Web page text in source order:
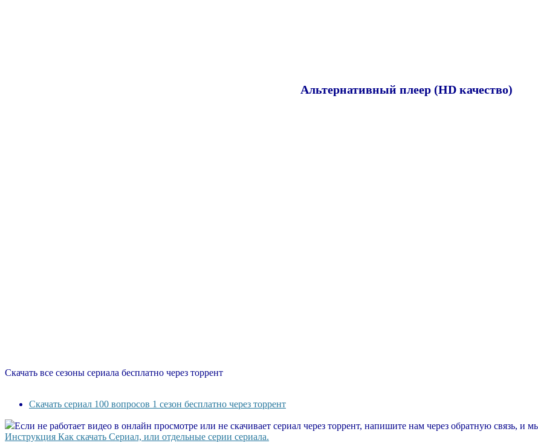
Альтернативный плеер (HD качество)
Скачать все сезоны сериала бесплатно через торрент
Скачать сериал 100 вопросов 1 сезон бесплатно через торрент
Если не работает видео в онлайн просмотре или не скачивает сериал через торрент, напишите нам через обратную связь, и
Инструкция Как скачать Сериал, или отдельные серии сериала.